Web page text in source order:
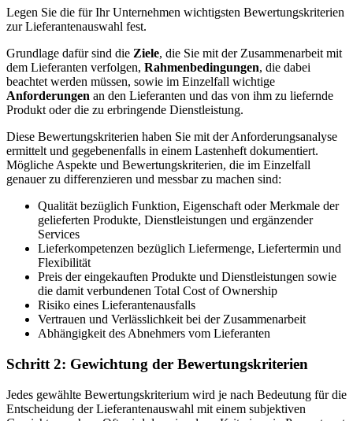
Legen Sie die für Ihr Unternehmen wichtigsten Bewertungskriterien
zur Lieferantenauswahl fest.
Grundlage dafür sind die Ziele, die Sie mit der Zusammenarbeit mit
dem Lieferanten verfolgen, Rahmenbedingungen, die dabei
beachtet werden müssen, sowie im Einzelfall wichtige
Anforderungen an den Lieferanten und das von ihm zu liefernde
Produkt oder die zu erbringende Dienstleistung.
Diese Bewertungskriterien haben Sie mit der Anforderungsanalyse
ermittelt und gegebenenfalls in einem Lastenheft dokumentiert.
Mögliche Aspekte und Bewertungskriterien, die im Einzelfall
genauer zu differenzieren und messbar zu machen sind:
Qualität bezüglich Funktion, Eigenschaft oder Merkmale der
gelieferten Produkte, Dienstleistungen und ergänzender
Services
Lieferkompetenzen bezüglich Liefermenge, Liefertermin und
Flexibilität
Preis der eingekauften Produkte und Dienstleistungen sowie
die damit verbundenen Total Cost of Ownership
Risiko eines Lieferantenausfalls
Vertrauen und Verlässlichkeit bei der Zusammenarbeit
Abhängigkeit des Abnehmers vom Lieferanten
Schritt 2: Gewichtung der Bewertungskriterien
Jedes gewählte Bewertungskriterium wird je nach Bedeutung für die
Entscheidung der Lieferantenauswahl mit einem subjektiven